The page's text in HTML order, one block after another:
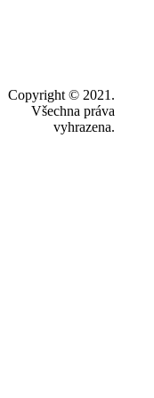
Copyright © 2021.
Všechna práva
vyhrazena.